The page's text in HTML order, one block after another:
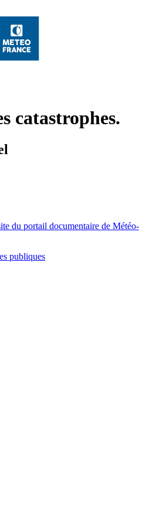
catastrophes.
du portail documentaire de Météo-
publiques